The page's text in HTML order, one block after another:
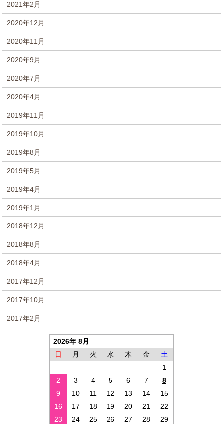
2021年2月
2020年12月
2020年11月
2020年9月
2020年7月
2020年4月
2019年11月
2019年10月
2019年8月
2019年5月
2019年4月
2019年1月
2018年12月
2018年8月
2018年4月
2017年12月
2017年10月
2017年2月
2026年 8月
日
月 火 水 木 金
土
1
2
3 4 5 6 7
8
9
10 11 12 13 14
15
16
17 18 19 20 21
22
23
24 25 26 27 28
29